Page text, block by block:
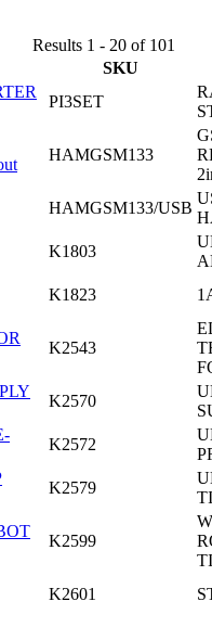
Results 1 - 20 of 101
SKU
PI3SET
HAMGSM133
HAMGSM133/USB
K1803
K1823
K2543
K2570
K2572
K2579
K2599
K2601